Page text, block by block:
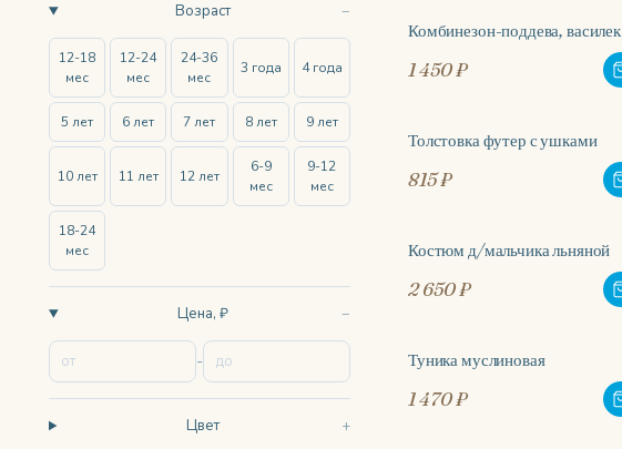
Возраст
12-18
мес
12-24
мес
24-36
мес
3 года 4 года
5 лет 6 лет 7 лет 8 лет 9 лет
10 лет 11 лет 12 лет
6-9
мес
9-12
мес
18-24
мес
Цена, ₽
-
Цвет
Комбинезон-поддева, василек
1 450 ₽
Толстовка футер с ушками
815 ₽
ХИТ
Костюм д/мальчика льняной
2 650 ₽
Туника муслиновая
1 470 ₽